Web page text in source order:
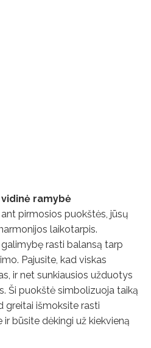
ramybė
pirmosios puokštės, jūsų
laikotarpis.
rasti balansą tarp
Pajusite, kad viskas
ir net sunkiausios užduotys
Ši puokštė simbolizuoja taiką
greitai išmoksite rasti
būsite dėkingi už kiekvieną